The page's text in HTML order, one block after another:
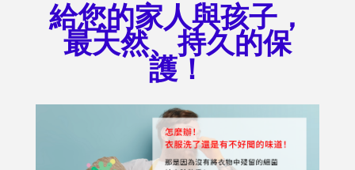
給您的家人與孩子，
最天然、持久的保
護！